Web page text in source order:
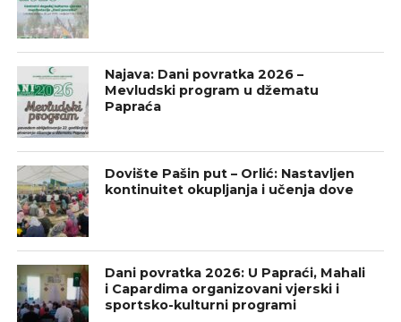
Najava: Dani povratka 2026 –
Mevludski program u džematu
Papraća
Dovište Pašin put – Orlić: Nastavljen
kontinuitet okupljanja i učenja dove
Dani povratka 2026: U Papraći, Mahali
i Capardima organizovani vjerski i
sportsko-kulturni programi